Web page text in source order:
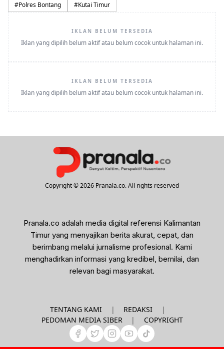
#Polres Bontang #Kutai Timur
IKLAN BELUM TERSEDIA
Iklan yang dipilih belum aktif atau belum cocok untuk halaman ini.
IKLAN BELUM TERSEDIA
Iklan yang dipilih belum aktif atau belum cocok untuk halaman ini.
Copyright © 2026 Pranala.co. All rights reserved
Pranala.co adalah media digital referensi Kalimantan
Timur yang menyajikan berita akurat, cepat, dan
berimbang melalui jurnalisme profesional. Kami
menghadirkan informasi yang kredibel, bernilai, dan
relevan bagi masyarakat.
TENTANG KAMI | REDAKSI
|
PEDOMAN MEDIA SIBER
| COPYRIGHT